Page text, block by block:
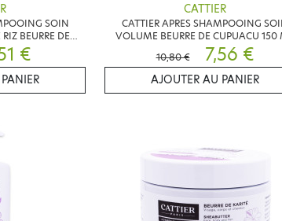
SOIN
BEURRE DE
ML€
CATTIER
CATTIER APRES SHAMPOOING
VOLUME BEURRE DE CUPUACU 150
10,80 €
7,56 €
AJOUTER AU PANIER